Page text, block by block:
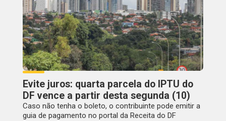
Evite juros: quarta parcela do IPTU do
DF vence a partir desta segunda (10)
Caso não tenha o boleto, o contribuinte pode emitir a
guia de pagamento no portal da Receita do DF